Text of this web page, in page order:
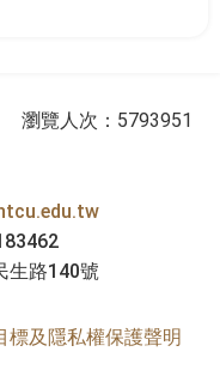
瀏覽人次：5793951
系
信箱
生路140號
標及隱私權保護聲明